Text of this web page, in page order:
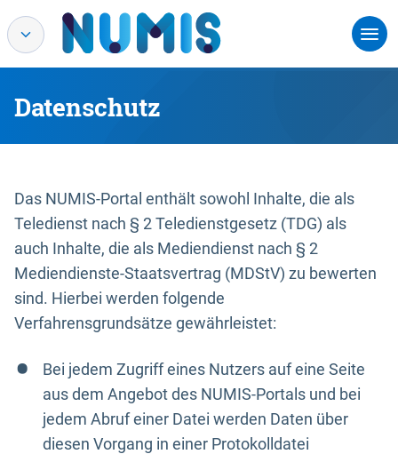
Datenschutz
Das NUMIS-Portal enthält sowohl Inhalte, die als
Teledienst nach § 2 Teledienstgesetz (TDG) als
auch Inhalte, die als Mediendienst nach § 2
Mediendienste-Staatsvertrag (MDStV) zu bewerten
sind. Hierbei werden folgende
Verfahrensgrundsätze gewährleistet:
Bei jedem Zugriff eines Nutzers auf eine Seite
aus dem Angebot des NUMIS-Portals und bei
jedem Abruf einer Datei werden Daten über
diesen Vorgang in einer Protokolldatei